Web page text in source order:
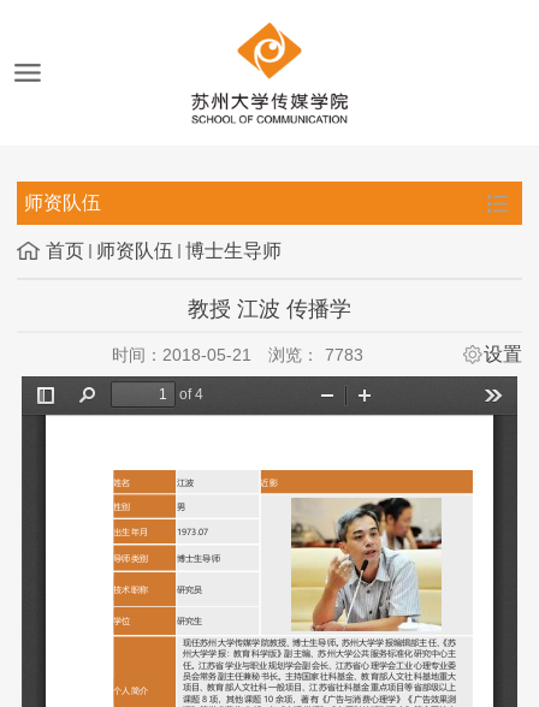
师资队伍
首页 师资队伍 博士生导师
教授 江波 传播学
时间：2018-05-21 浏览： 7783 设置